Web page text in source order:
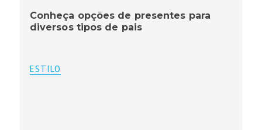
Conheça opções de presentes para
diversos tipos de pais
ESTILO